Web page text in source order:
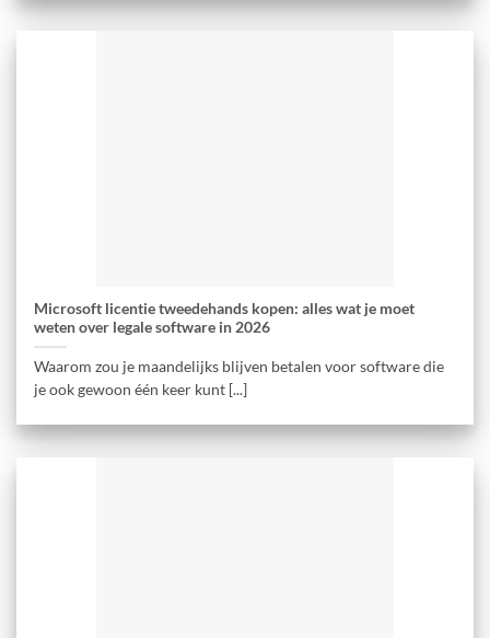
Microsoft licentie tweedehands kopen: alles wat je moet
weten over legale software in 2026
Waarom zou je maandelijks blijven betalen voor software die
je ook gewoon één keer kunt [...]